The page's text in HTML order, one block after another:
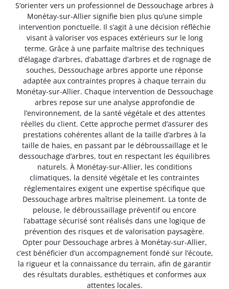
S’orienter vers un professionnel de Dessouchage arbres à
Monétay-sur-Allier signifie bien plus qu’une simple
intervention ponctuelle. Il s’agit à une décision réfléchie
visant à valoriser vos espaces extérieurs sur le long
terme. Grâce à une parfaite maîtrise des techniques
d’élagage d’arbres, d’abattage d’arbres et de rognage de
souches, Dessouchage arbres apporte une réponse
adaptée aux contraintes propres à chaque terrain du
Monétay-sur-Allier. Chaque intervention de Dessouchage
arbres repose sur une analyse approfondie de
l’environnement, de la santé végétale et des attentes
réelles du client. Cette approche permet d’assurer des
prestations cohérentes allant de la taille d’arbres à la
taille de haies, en passant par le débroussaillage et le
dessouchage d’arbres, tout en respectant les équilibres
naturels. À Monétay-sur-Allier, les conditions
climatiques, la densité végétale et les contraintes
réglementaires exigent une expertise spécifique que
Dessouchage arbres maîtrise pleinement. La tonte de
pelouse, le débroussaillage préventif ou encore
l’abattage sécurisé sont réalisés dans une logique de
prévention des risques et de valorisation paysagère.
Opter pour Dessouchage arbres à Monétay-sur-Allier,
c’est bénéficier d’un accompagnement fondé sur l’écoute,
la rigueur et la connaissance du terrain, afin de garantir
des résultats durables, esthétiques et conformes aux
attentes locales.